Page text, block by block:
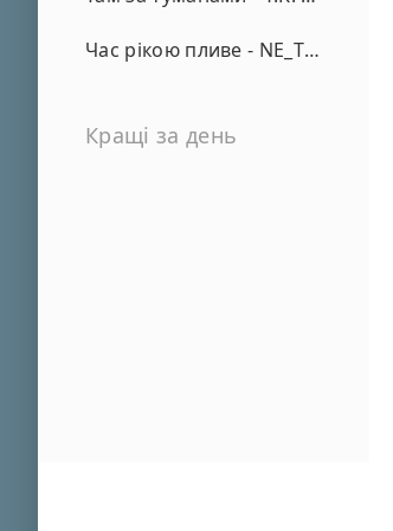
Час рікою пливе - NE_TVOYA_MRIYA
Кращі за день